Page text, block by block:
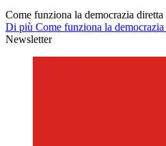
Come funziona la democrazia
Di più Come funziona la
Newsletter